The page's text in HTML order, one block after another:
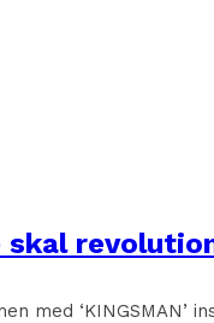
med ‘KINGSMAN’